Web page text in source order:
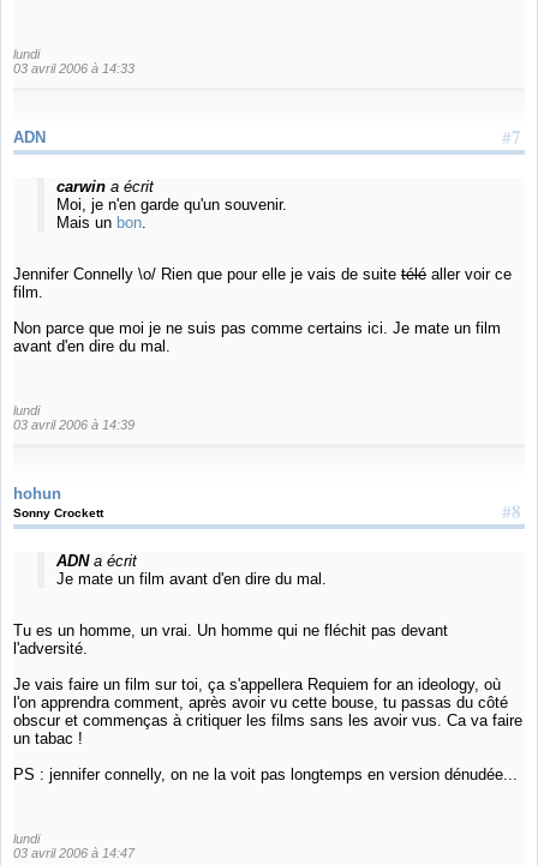
lundi
03 avril 2006 à 14:33
#7
ADN
carwina écrit
Moi, je n'en garde qu'un souvenir.
Mais un bon.
Jennifer Connelly \o/ Rien que pour elle je vais de suite télé aller voir ce
film.
Non parce que moi je ne suis pas comme certains ici. Je mate un film
avant d'en dire du mal.
lundi
03 avril 2006 à 14:39
hohun
#8
Sonny Crockett
ADNa écrit
Je mate un film avant d'en dire du mal.
Tu es un homme, un vrai. Un homme qui ne fléchit pas devant
l'adversité.
Je vais faire un film sur toi, ça s'appellera Requiem for an ideology, où
l'on apprendra comment, après avoir vu cette bouse, tu passas du côté
obscur et commenças à critiquer les films sans les avoir vus. Ca va faire
un tabac !
PS : jennifer connelly, on ne la voit pas longtemps en version dénudée...
lundi
03 avril 2006 à 14:47